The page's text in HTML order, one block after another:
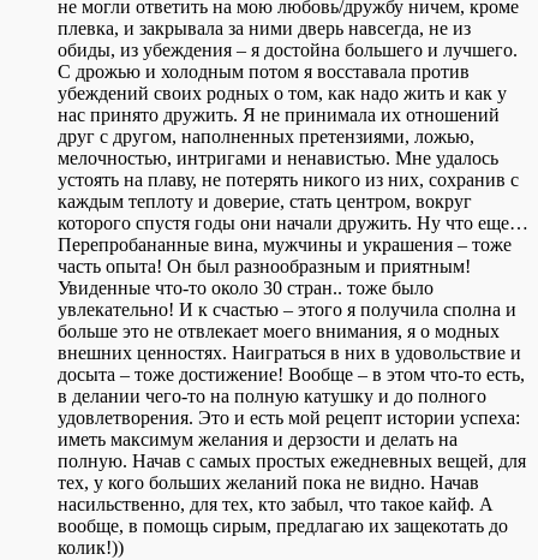
не могли ответить на мою любовь/дружбу ничем, кроме
плевка, и закрывала за ними дверь навсегда, не из
обиды, из убеждения – я достойна большего и лучшего.
С дрожью и холодным потом я восставала против
убеждений своих родных о том, как надо жить и как у
нас принято дружить. Я не принимала их отношений
друг с другом, наполненных претензиями, ложью,
мелочностью, интригами и ненавистью. Мне удалось
устоять на плаву, не потерять никого из них, сохранив с
каждым теплоту и доверие, стать центром, вокруг
которого спустя годы они начали дружить. Ну что еще…
Перепробананные вина, мужчины и украшения – тоже
часть опыта! Он был разнообразным и приятным!
Увиденные что-то около 30 стран.. тоже было
увлекательно! И к счастью – этого я получила сполна и
больше это не отвлекает моего внимания, я о модных
внешних ценностях. Наиграться в них в удовольствие и
досыта – тоже достижение! Вообще – в этом что-то есть,
в делании чего-то на полную катушку и до полного
удовлетворения. Это и есть мой рецепт истории успеха:
иметь максимум желания и дерзости и делать на
полную. Начав с самых простых ежедневных вещей, для
тех, у кого больших желаний пока не видно. Начав
насильственно, для тех, кто забыл, что такое кайф. А
вообще, в помощь сирым, предлагаю их защекотать до
колик!))